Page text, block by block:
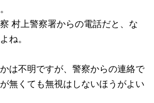
村上警察署からの電話だと、な
ね。
は不明ですが、警察からの連絡で
無くても無視はしないほうがよい